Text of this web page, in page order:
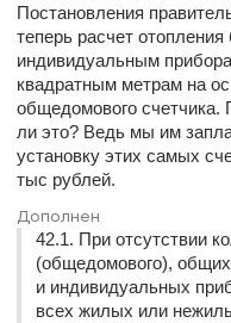
Постановления
теперь расчет отопления
индивидуальным
квадратным метрам на
общедомового счетчика.
ли это? Ведь мы им
установку этих самых
тыс рублей.
Дополнен
42.1. При отсутствии
(общедомового),
и индивидуальных
всех жилых или